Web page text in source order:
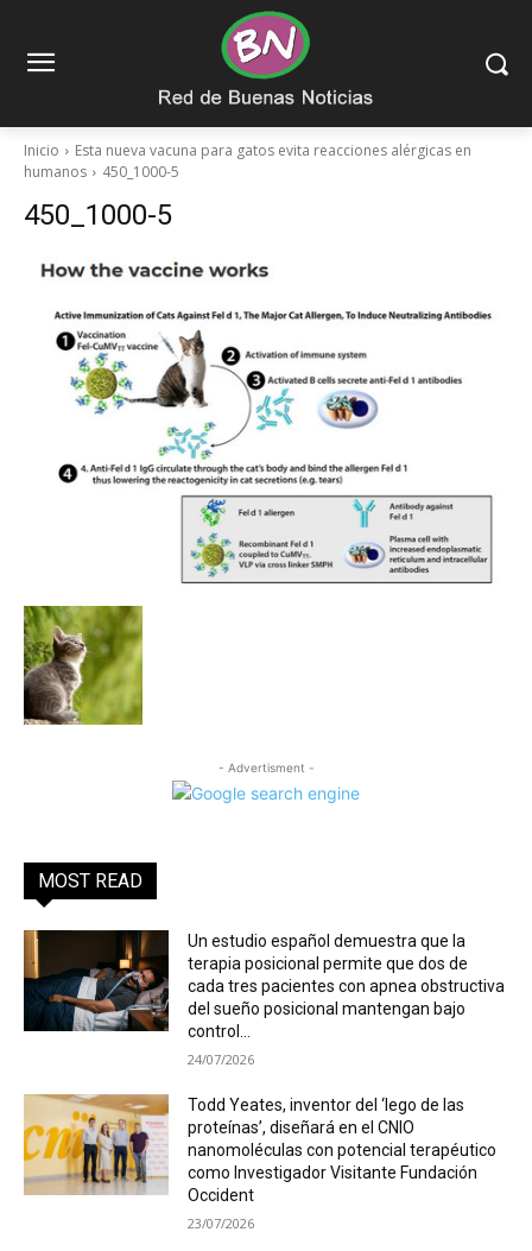
Inicio
Esta nueva vacuna para gatos evita reacciones alérgicas en
humanos
450_1000-5
450_1000-5
- Advertisment -
MOST READ
Un estudio español demuestra que la
terapia posicional permite que dos de
cada tres pacientes con apnea obstructiva
del sueño posicional mantengan bajo
control...
24/07/2026
Todd Yeates, inventor del ‘lego de las
proteínas’, diseñará en el CNIO
nanomoléculas con potencial terapéutico
como Investigador Visitante Fundación
Occident
23/07/2026